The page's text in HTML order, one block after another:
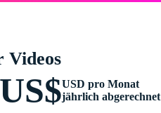
Videos
USD pro Monat
jährlich abgerechnet